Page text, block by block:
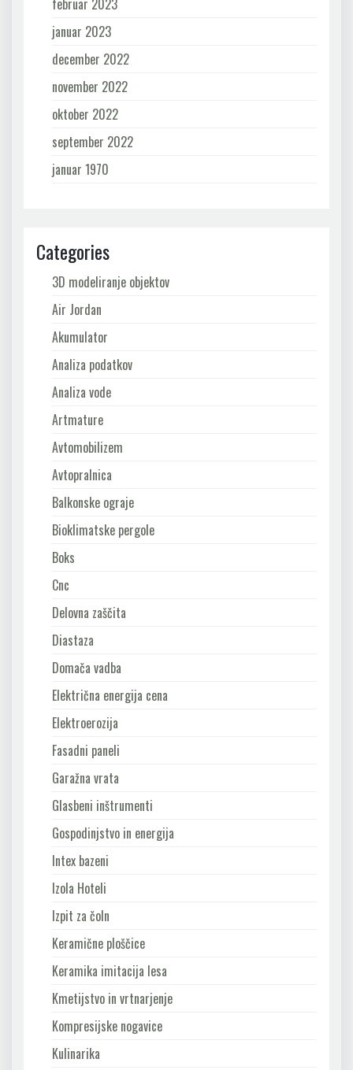
januar 2023
december 2022
november 2022
oktober 2022
september 2022
januar 1970
Categories
3D modeliranje objektov
Air Jordan
Akumulator
Analiza podatkov
Analiza vode
Artmature
Avtomobilizem
Avtopralnica
Balkonske ograje
Bioklimatske pergole
Boks
Cnc
Delovna zaščita
Diastaza
Domača vadba
Električna energija cena
Elektroerozija
Fasadni paneli
Garažna vrata
Glasbeni inštrumenti
Gospodinjstvo in energija
Intex bazeni
Izola Hoteli
Izpit za čoln
Keramične ploščice
Keramika imitacija lesa
Kmetijstvo in vrtnarjenje
Kompresijske nogavice
Kulinarika